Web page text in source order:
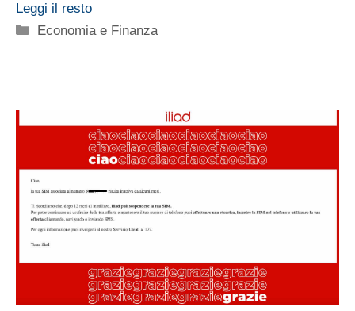
Leggi il resto
Categorie
Economia e Finanza